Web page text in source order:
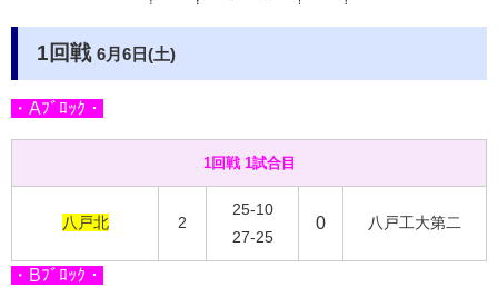
1回戦 6月6日(土)
・Aﾌﾞﾛｯｸ・
1回戦 1試合目
八戸北 2
25-10
27-25
0 八戸工大第二
・Bﾌﾞﾛｯｸ・